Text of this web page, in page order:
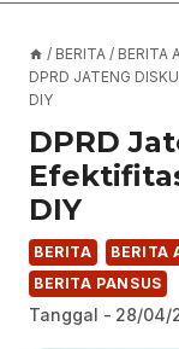
/ BERITA / BERITA
DPRD JATENG
DIY
DPRD
DIY
BERITA
BERITA
BERITA PANSUS
Tanggal - 28/04/